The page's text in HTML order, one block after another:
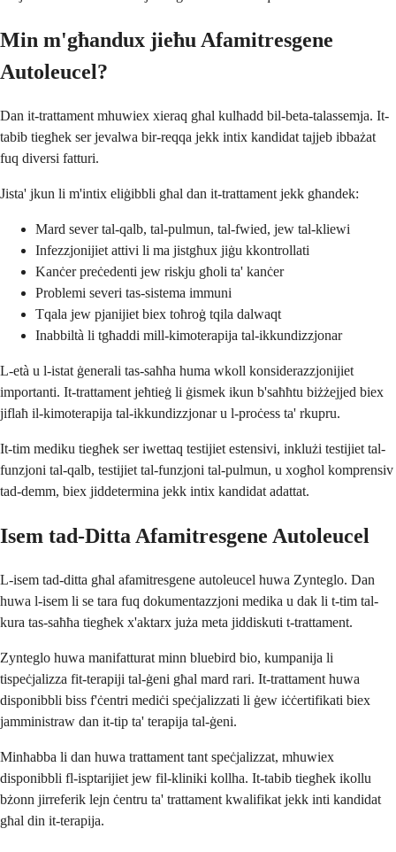
Min m'għandux jieħu Afamitresgene
Autoleucel?
Dan it-trattament mhuwiex xieraq għal kulħadd bil-beta-talassemja. It-
tabib tiegħek ser jevalwa bir-reqqa jekk intix kandidat tajjeb ibbażat
fuq diversi fatturi.
Jista' jkun li m'intix eliġibbli għal dan it-trattament jekk għandek:
Mard sever tal-qalb, tal-pulmun, tal-fwied, jew tal-kliewi
Infezzjonijiet attivi li ma jistgħux jiġu kkontrollati
Kanċer preċedenti jew riskju għoli ta' kanċer
Problemi severi tas-sistema immuni
Tqala jew pjanijiet biex toħroġ tqila dalwaqt
Inabbiltà li tgħaddi mill-kimoterapija tal-ikkundizzjonar
L-età u l-istat ġenerali tas-saħħa huma wkoll konsiderazzjonijiet
importanti. It-trattament jeħtieġ li ġismek ikun b'saħħtu biżżejjed biex
jiflaħ il-kimoterapija tal-ikkundizzjonar u l-proċess ta' rkupru.
It-tim mediku tiegħek ser iwettaq testijiet estensivi, inklużi testijiet tal-
funzjoni tal-qalb, testijiet tal-funzjoni tal-pulmun, u xogħol komprensiv
tad-demm, biex jiddetermina jekk intix kandidat adattat.
Isem tad-Ditta Afamitresgene Autoleucel
L-isem tad-ditta għal afamitresgene autoleucel huwa Zynteglo. Dan
huwa l-isem li se tara fuq dokumentazzjoni medika u dak li t-tim tal-
kura tas-saħħa tiegħek x'aktarx juża meta jiddiskuti t-trattament.
Zynteglo huwa manifatturat minn bluebird bio, kumpanija li
tispeċjalizza fit-terapiji tal-ġeni għal mard rari. It-trattament huwa
disponibbli biss f'ċentri mediċi speċjalizzati li ġew iċċertifikati biex
jamministraw dan it-tip ta' terapija tal-ġeni.
Minħabba li dan huwa trattament tant speċjalizzat, mhuwiex
disponibbli fl-isptarijiet jew fil-kliniki kollha. It-tabib tiegħek ikollu
bżonn jirreferik lejn ċentru ta' trattament kwalifikat jekk inti kandidat
għal din it-terapija.